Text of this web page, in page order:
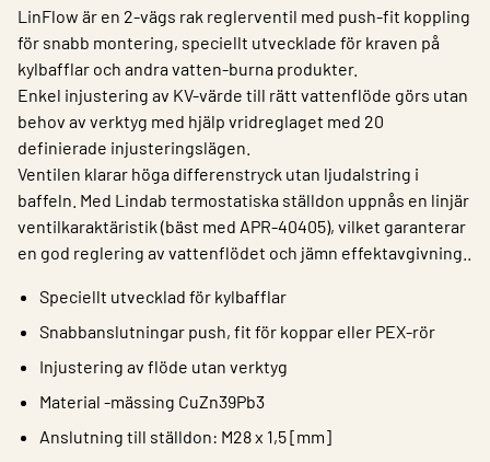
Kontakt
Logga in
Choose languge
LinFlow är en 2-vägs rak reglerventil med push-fit koppling
för snabb montering, speciellt utvecklade för kraven på
kylbafflar och andra vatten-burna produkter.
Enkel injustering av KV-värde till rätt vattenflöde görs utan
behov av verktyg med hjälp vridreglaget med 20
definierade injusteringslägen.
Ventilen klarar höga differenstryck utan ljudalstring i
baffeln. Med Lindab termostatiska ställdon uppnås en linjär
ventilkaraktäristik (bäst med APR-40405), vilket garanterar
en god reglering av vattenflödet och jämn effektavgivning..
Speciellt utvecklad för kylbafflar
Snabbanslutningar push, fit för koppar eller PEX-rör
Injustering av flöde utan verktyg
Material -mässing CuZn39Pb3
Anslutning till ställdon: M28 x 1,5 [mm]